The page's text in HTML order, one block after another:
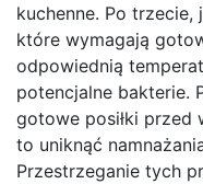
kuchenne. Po trzecie,
które wymagają
odpowiednią
potencjalne bakterie.
gotowe posiłki przed
to uniknąć
Przestrzeganie tych